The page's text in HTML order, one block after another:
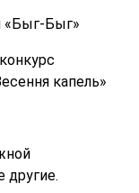
«Быг-Быг»
капель»
другие.